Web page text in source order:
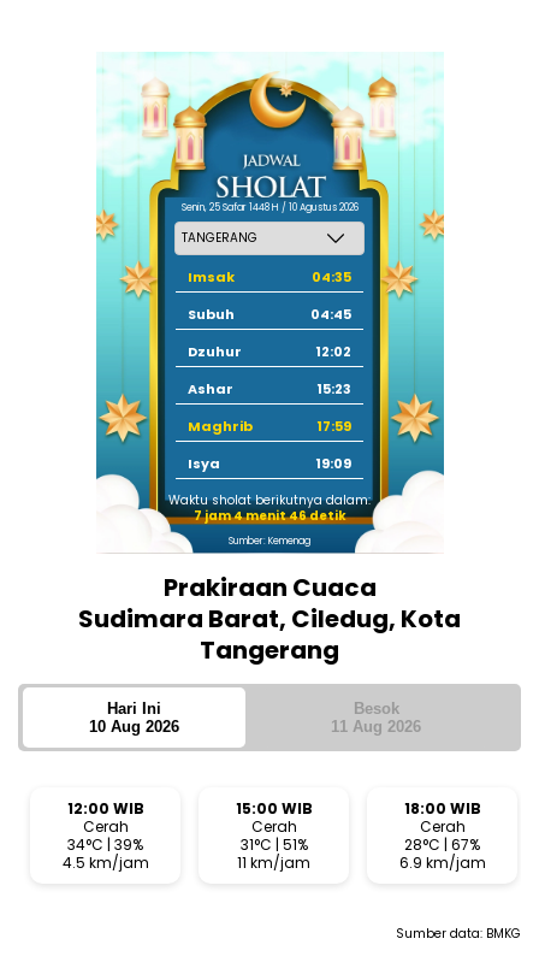
Senin, 25 Safar 1448 H / 10 Agustus 2026
Imsak
04:35
Subuh
04:45
Dzuhur
12:02
Ashar
15:23
Maghrib
17:59
Isya
19:09
Waktu sholat berikutnya dalam:
7 jam 4 menit 46 detik
Sumber: Kemenag
Prakiraan Cuaca
Sudimara Barat, Ciledug, Kota
Tangerang
Hari Ini
10 Aug 2026
Besok
11 Aug 2026
12:00 WIB
Cerah
34°C | 39%
4.5 km/jam
15:00 WIB
Cerah
31°C | 51%
11 km/jam
18:00 WIB
Cerah
28°C | 67%
6.9 km/jam
Sumber data: BMKG